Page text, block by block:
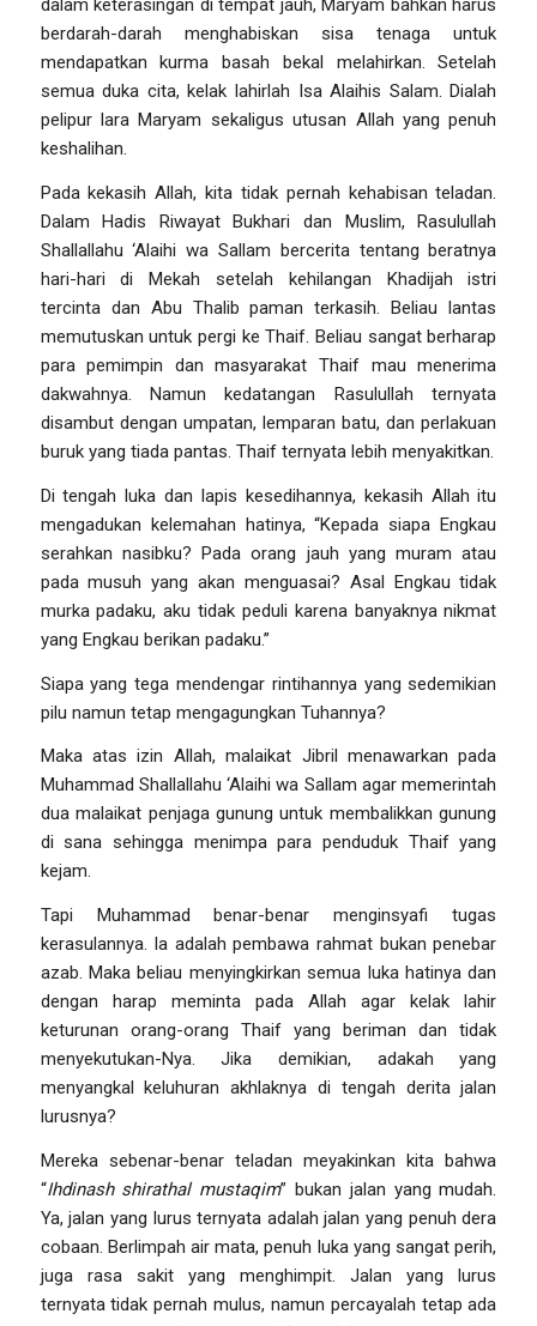
dalam keterasingan di tempat jauh, Maryam bahkan harus
berdarah-darah menghabiskan sisa tenaga untuk
mendapatkan kurma basah bekal melahirkan. Setelah
semua duka cita, kelak lahirlah Isa Alaihis Salam. Dialah
pelipur lara Maryam sekaligus utusan Allah yang penuh
keshalihan.
Pada kekasih Allah, kita tidak pernah kehabisan teladan.
Dalam Hadis Riwayat Bukhari dan Muslim, Rasulullah
Shallallahu ‘Alaihi wa Sallam bercerita tentang beratnya
hari-hari di Mekah setelah kehilangan Khadijah istri
tercinta dan Abu Thalib paman terkasih. Beliau lantas
memutuskan untuk pergi ke Thaif. Beliau sangat berharap
para pemimpin dan masyarakat Thaif mau menerima
dakwahnya. Namun kedatangan Rasulullah ternyata
disambut dengan umpatan, lemparan batu, dan perlakuan
buruk yang tiada pantas. Thaif ternyata lebih menyakitkan.
Di tengah luka dan lapis kesedihannya, kekasih Allah itu
mengadukan kelemahan hatinya, “Kepada siapa Engkau
serahkan nasibku? Pada orang jauh yang muram atau
pada musuh yang akan menguasai? Asal Engkau tidak
murka padaku, aku tidak peduli karena banyaknya nikmat
yang Engkau berikan padaku.”
Siapa yang tega mendengar rintihannya yang sedemikian
pilu namun tetap mengagungkan Tuhannya?
Maka atas izin Allah, malaikat Jibril menawarkan pada
Muhammad Shallallahu ‘Alaihi wa Sallam agar memerintah
dua malaikat penjaga gunung untuk membalikkan gunung
di sana sehingga menimpa para penduduk Thaif yang
kejam.
Tapi Muhammad benar-benar menginsyafi tugas
kerasulannya. Ia adalah pembawa rahmat bukan penebar
azab. Maka beliau menyingkirkan semua luka hatinya dan
dengan harap meminta pada Allah agar kelak lahir
keturunan orang-orang Thaif yang beriman dan tidak
menyekutukan-Nya. Jika demikian, adakah yang
menyangkal keluhuran akhlaknya di tengah derita jalan
lurusnya?
Mereka sebenar-benar teladan meyakinkan kita bahwa
“Ihdinash shirathal mustaqim” bukan jalan yang mudah.
Ya, jalan yang lurus ternyata adalah jalan yang penuh dera
cobaan. Berlimpah air mata, penuh luka yang sangat perih,
juga rasa sakit yang menghimpit. Jalan yang lurus
ternyata tidak pernah mulus, namun percayalah tetap ada